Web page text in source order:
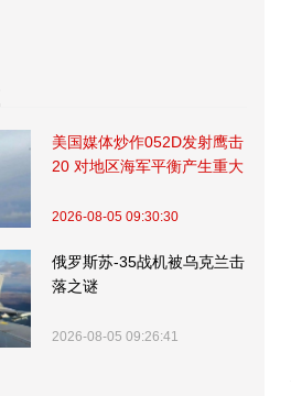
美国媒体炒作052D发射鹰击
20 对地区海军平衡产生重大
2026-08-05 09:30:30
俄罗斯苏-35战机被乌克兰击
落之谜
2026-08-05 09:26:41